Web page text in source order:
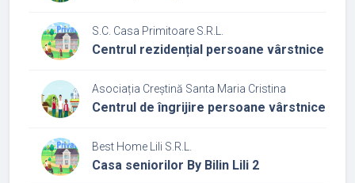
S.C. Casa Primitoare S.R.L.
Centrul rezidențial persoane vârstnice
Asociația Creștină Santa Maria Cristina
Centrul de îngrijire persoane vârstnice
Best Home Lili S.R.L.
Casa seniorilor By Bilin Lili 2